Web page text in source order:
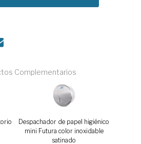
Complementarios
Despachador de papel higiénico
mini Futura color inoxidable
satinado